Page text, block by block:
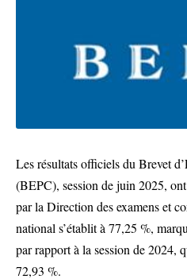
Les résultats officiels du Brevet
(BEPC), session de juin 2025,
par la Direction des examens et
national s’établit à 77,25 %,
par rapport à la session de 2024,
72,93 %.